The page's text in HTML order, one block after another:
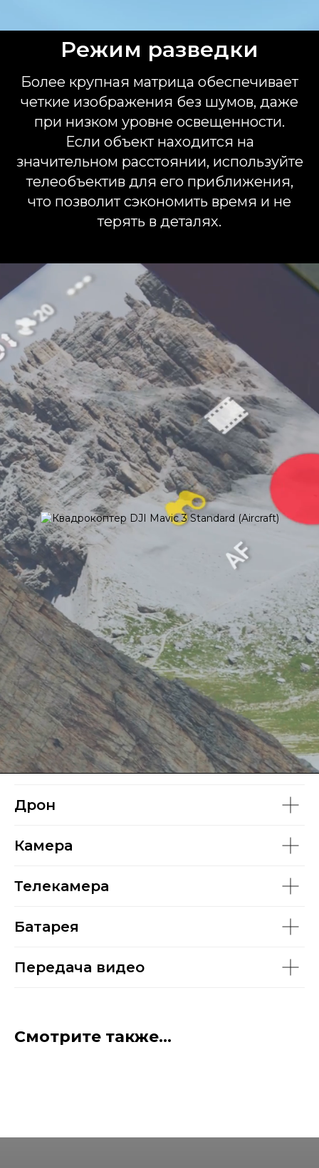
Режим разведки
Более крупная матрица обеспечивает
четкие изображения без шумов, даже
при низком уровне освещенности.
Если объект находится на
значительном расстоянии, используйте
телеобъектив для его приближения,
что позволит сэкономить время и не
терять в деталях.
Дрон
Камера
Телекамера
Батарея
Передача видео
Смотрите также...